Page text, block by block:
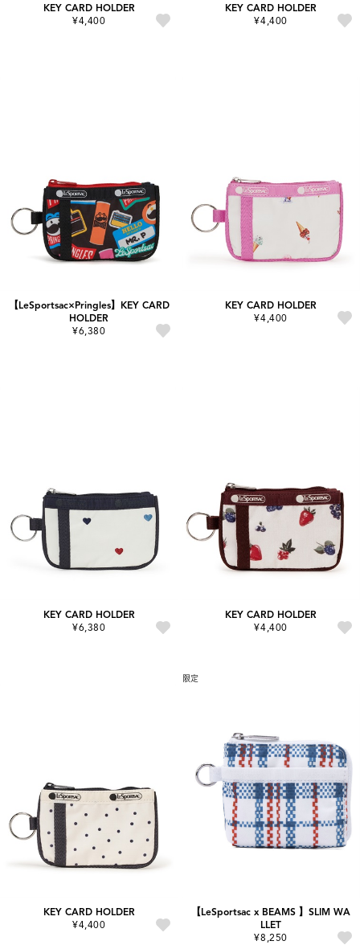
KEY CARD HOLDER
¥4,400
KEY CARD HOLDER
¥4,400
【LeSportsac×Pringles】KEY CARD
HOLDER
¥6,380
KEY CARD HOLDER
¥4,400
KEY CARD HOLDER
¥6,380
KEY CARD HOLDER
¥4,400
KEY CARD HOLDER
¥4,400
限定
【LeSportsac x BEAMS 】SLIM WA
LLET
¥8,250